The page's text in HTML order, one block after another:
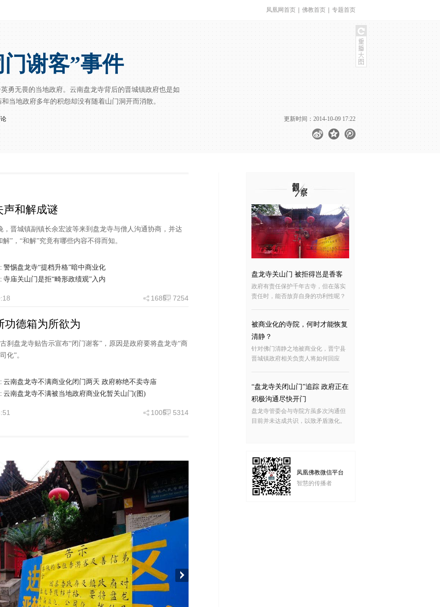
凤凰网首页 佛教首页 专题首页
谢客”事件
勇无畏的当地政府。云南盘龙寺背后的晋城镇政府也是如
当地政府多年的积怨却没有随着山门洞开而消散。
更新时间：2014-10-09 17:22
声和解成谜
，晋城镇副镇长余宏波等来到盘龙寺与僧人沟通协商，并达
解”，“和解”究竟有哪些内容不得而知。
警惕盘龙寺“提档升格”暗中商业化
寺庙关山门是拒“畸形政绩观”入内
1685 7254
功德箱为所欲为
刹盘龙寺贴告示宣布“闭门谢客”，原因是政府要将盘龙寺“商
化”。
云南盘龙寺不满商业化闭门两天 政府称绝不卖寺庙
云南盘龙寺不满被当地政府商业化暂关山门(图)
1005 5314
盘龙寺关山门 被拒得岂是香客
政府有责任保护千年古寺，但在落实
责任时，能否放弃自身的功利性呢？
被商业化的寺院，何时才能恢复
清静？
针对佛门清静之地被商业化，晋宁县
晋城镇政府相关负责人将如何回应
“盘龙寺关闭山门”追踪 政府正在
积极沟通尽快开门
盘龙寺管委会与寺院方虽多次沟通但
目前并未达成共识，以致矛盾激化。
凤凰佛教微信平台
智慧的传播者